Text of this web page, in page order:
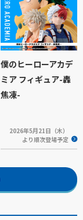
僕のヒーローアカデ
ミア フィギュア-轟
焦凍-
2026年5月21日（木）
より順次登場予定